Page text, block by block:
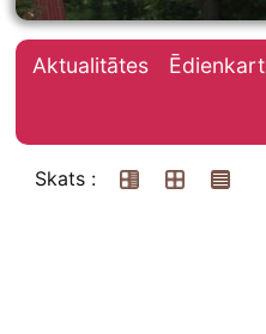
Aktualitātes
Skats :